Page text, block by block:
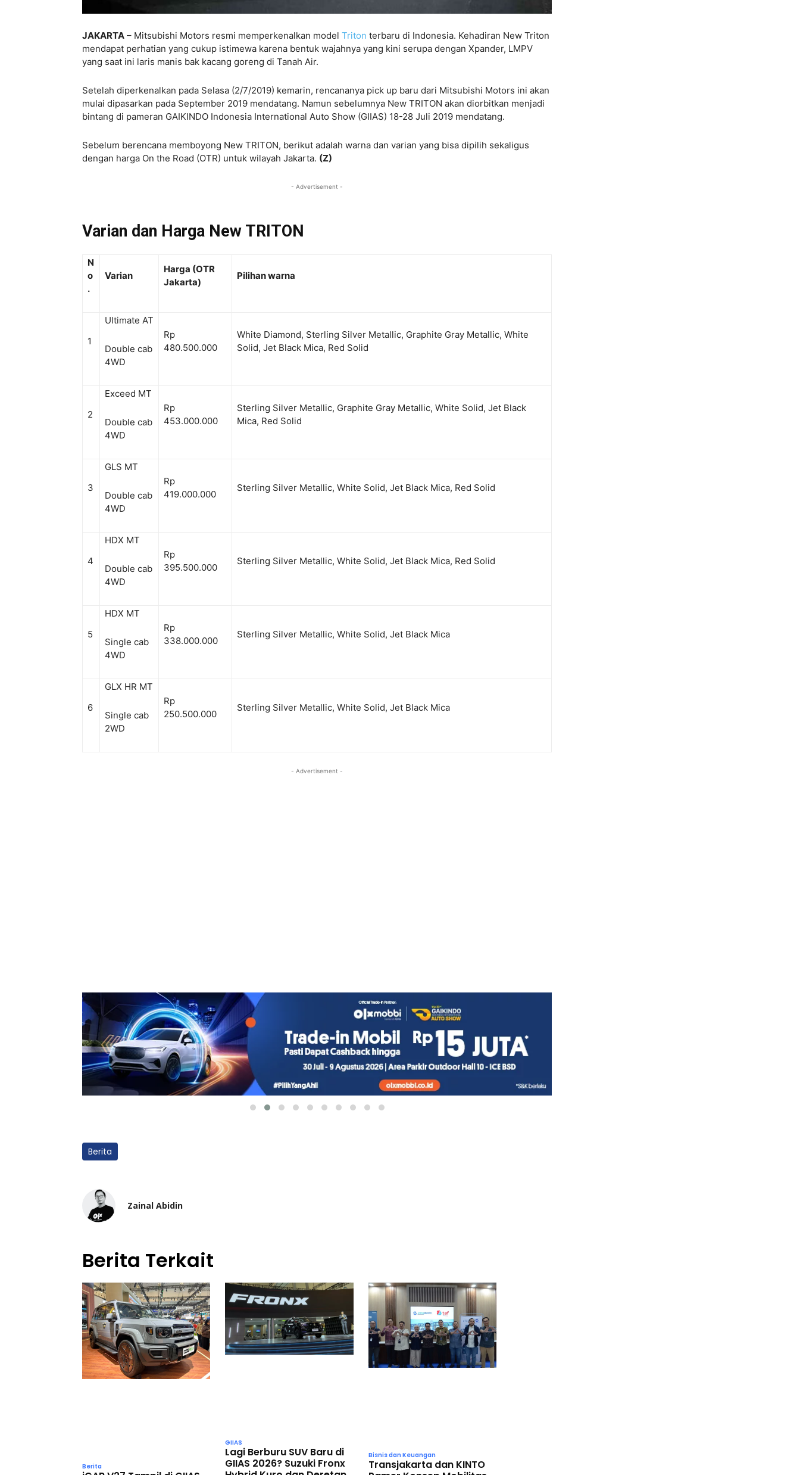
JAKARTA – Mitsubishi Motors resmi memperkenalkan model Triton terbaru di Indonesia. Kehadiran New Triton
mendapat perhatian yang cukup istimewa karena bentuk wajahnya yang kini serupa dengan Xpander, LMPV
yang saat ini laris manis bak kacang goreng di Tanah Air.
Setelah diperkenalkan pada Selasa (2/7/2019) kemarin, rencananya pick up baru dari Mitsubishi Motors ini akan
mulai dipasarkan pada September 2019 mendatang. Namun sebelumnya New TRITON akan diorbitkan menjadi
bintang di pameran GAIKINDO Indonesia International Auto Show (GIIAS) 18-28 Juli 2019 mendatang.
Sebelum berencana memboyong New TRITON, berikut adalah warna dan varian yang bisa dipilih sekaligus
dengan harga On the Road (OTR) untuk wilayah Jakarta. (Z)
- Advertisement -
Varian dan Harga New TRITON
N
o
.
Varian
Harga (OTR
Jakarta)
Pilihan warna
1
Ultimate AT
Double cab
4WD
Rp
480.500.000
White Diamond, Sterling Silver Metallic, Graphite Gray Metallic, White
Solid, Jet Black Mica, Red Solid
2
Exceed MT
Double cab
4WD
Rp
453.000.000
Sterling Silver Metallic, Graphite Gray Metallic, White Solid, Jet Black
Mica, Red Solid
3
GLS MT
Double cab
4WD
Rp
419.000.000
Sterling Silver Metallic, White Solid, Jet Black Mica, Red Solid
4
HDX MT
Double cab
4WD
Rp
395.500.000
Sterling Silver Metallic, White Solid, Jet Black Mica, Red Solid
5
HDX MT
Single cab
4WD
Rp
338.000.000
Sterling Silver Metallic, White Solid, Jet Black Mica
6
GLX HR MT
Single cab
2WD
Rp
250.500.000
Sterling Silver Metallic, White Solid, Jet Black Mica
- Advertisement -
Berita
Zainal Abidin
Berita Terkait
Berita
GIIAS
Lagi Berburu SUV Baru di
GIIAS 2026? Suzuki Fronx
Bisnis dan Keuangan
Transjakarta dan KINTO